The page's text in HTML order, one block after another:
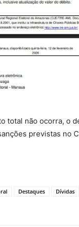
total não ocorra, o
previstas no
Destaques Dívidas